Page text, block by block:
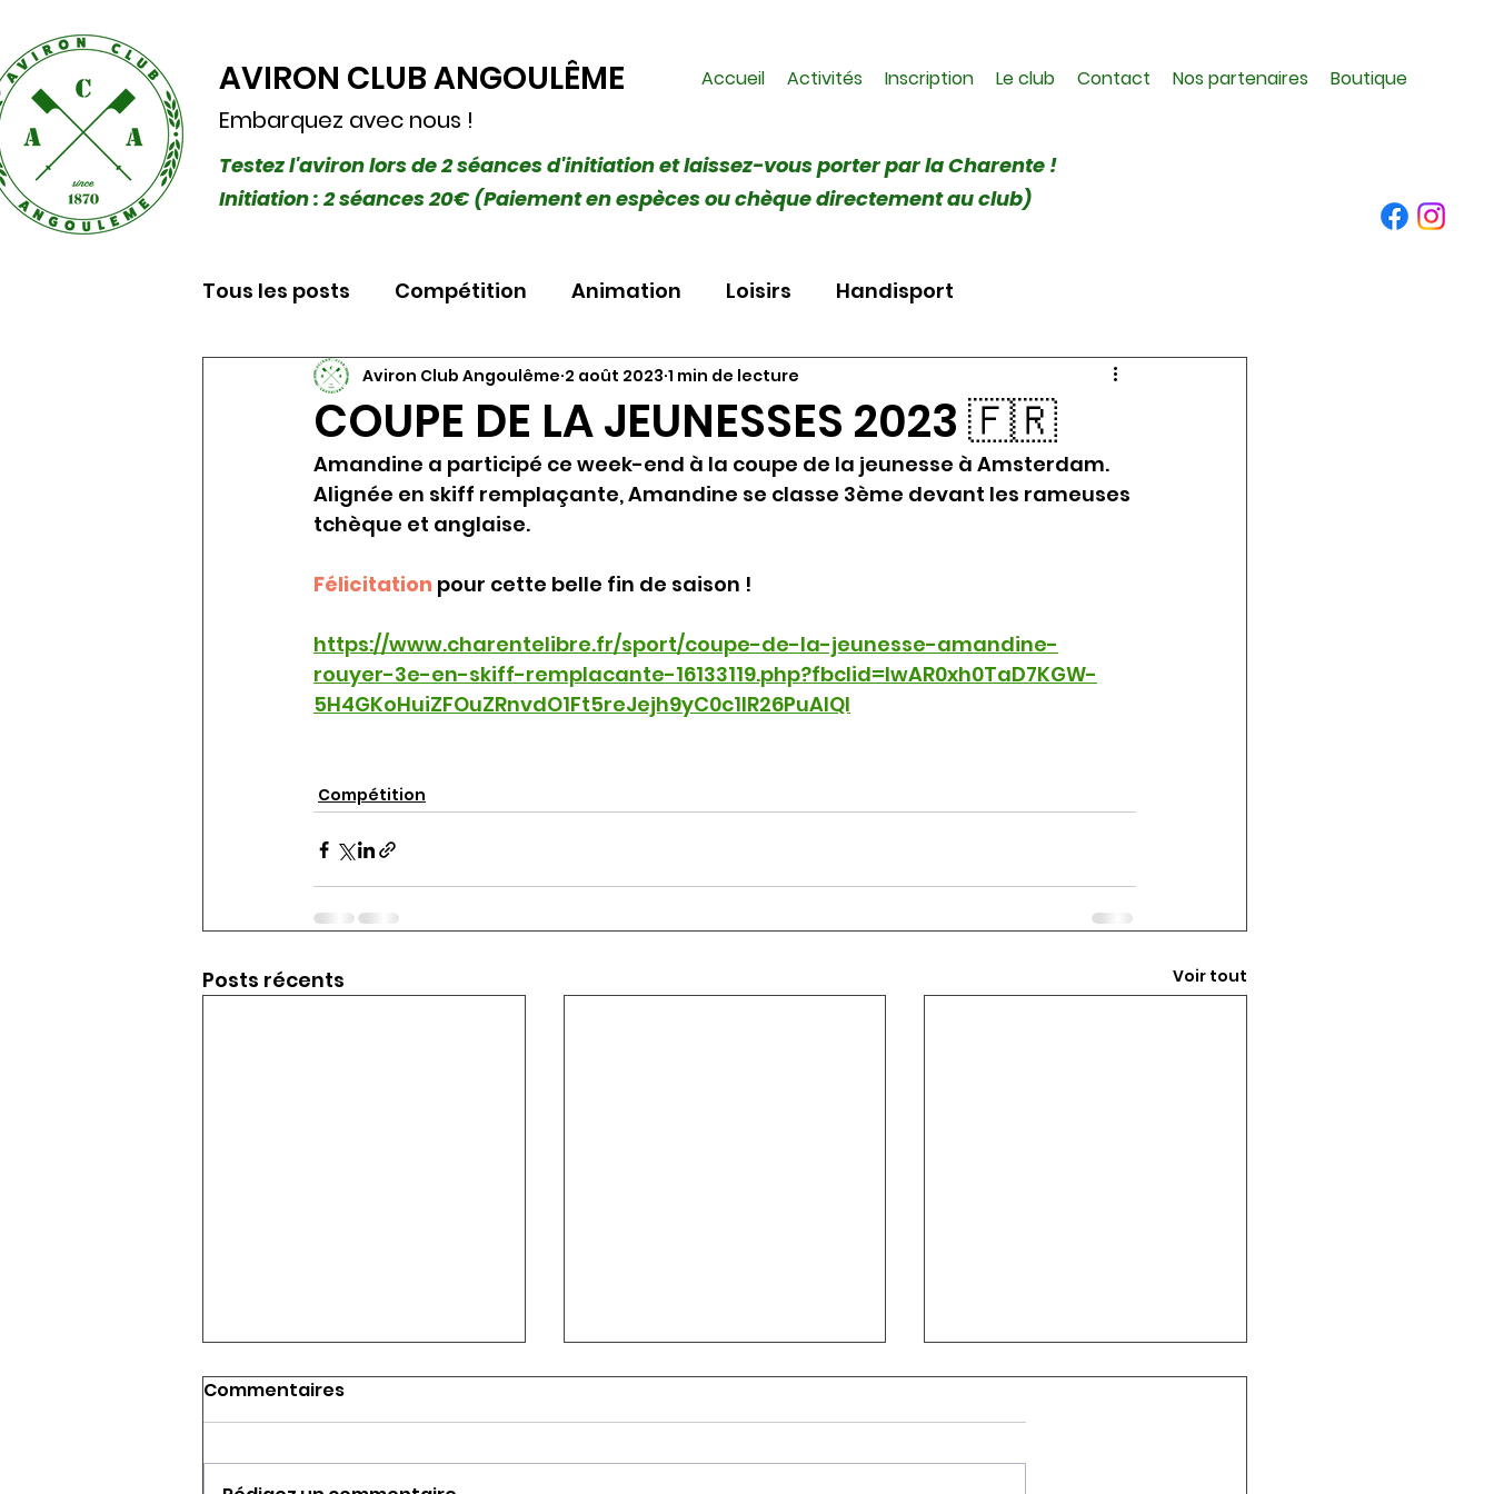
Accueil Activités Inscription Le club Contact Nos partenaires Boutique
Embarquez avec nous !
Testez l'aviron lors de 2 séances d'initiation et laissez-vous porter par la Charente !
Initiation : 2 séances 20€ (Paiement en espèces ou chèque directement au club)
AVIRON CLUB ANGOULÊME
Tous les posts Compétition Animation Loisirs Handisport
COUPE DE LA JEUNESSES 2023 🇫🇷
Aviron Club Angoulême 2 août 2023 1 min de lecture
Amandine a participé ce week-end à la coupe de la jeunesse à Amsterdam.
Alignée en skiff remplaçante, Amandine se classe 3ème devant les rameuses
tchèque et anglaise.
Félicitation pour cette belle fin de saison !
https://www.charentelibre.fr/sport/coupe-de-la-jeunesse-amandine-
rouyer-3e-en-skiff-remplacante-16133119.php?fbclid=IwAR0xh0TaD7KGW-
5H4GKoHuiZFOuZRnvdO1Ft5reJejh9yC0c1IR26PuAIQI
Compétition
Posts récents Voir tout
Commentaires